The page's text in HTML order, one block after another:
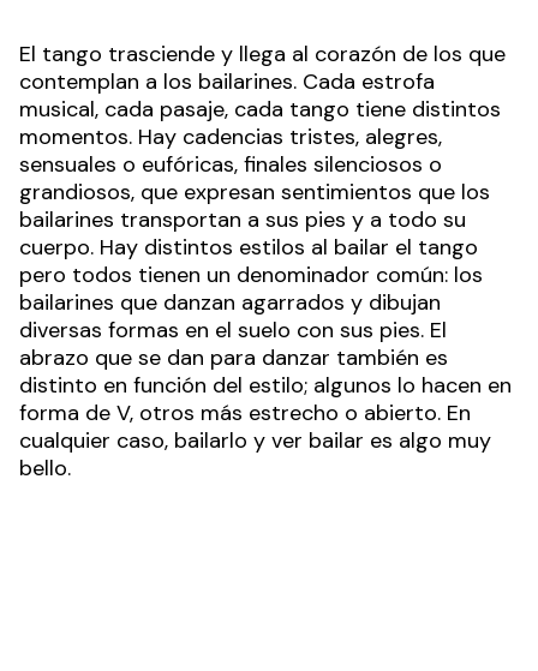
la mano de los profesores Ana Liza Brunelli y Julio
Cesar Insfrán.
El tango trasciende y llega al corazón de los que
contemplan a los bailarines. Cada estrofa
musical, cada pasaje, cada tango tiene distintos
momentos. Hay cadencias tristes, alegres,
sensuales o eufóricas, finales silenciosos o
grandiosos, que expresan sentimientos que los
bailarines transportan a sus pies y a todo su
cuerpo. Hay distintos estilos al bailar el tango
pero todos tienen un denominador común: los
bailarines que danzan agarrados y dibujan
diversas formas en el suelo con sus pies. El
abrazo que se dan para danzar también es
distinto en función del estilo; algunos lo hacen en